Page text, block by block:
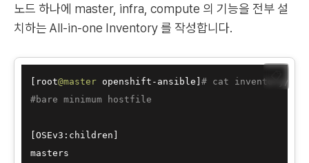
노드 하나에 master, infra, compute 의 기능을 전부 설
치하는 All-in-one Inventory 를 작성합니다.
[root@master openshift-ansible] # cat inventory/
#bare minimum hostfile
[OSEv3:children]
masters